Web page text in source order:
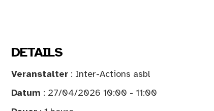
DETAILS
Veranstalter : Inter-Actions asbl
Datum : 27/04/2026 10:00 - 11:00